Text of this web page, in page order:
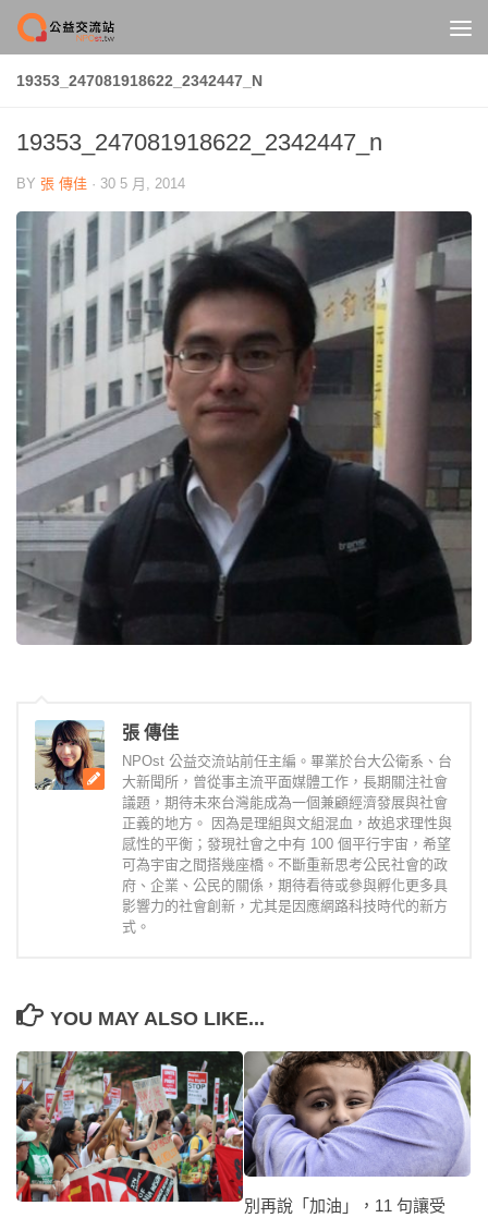
Skip to content
19353_247081918622_2342447_N
19353_247081918622_2342447_n
BY 張 傳佳 · 30 5 月, 2014
張 傳佳
NPOst 公益交流站前任主編。畢業於台大公衛系、台
大新聞所，曾從事主流平面媒體工作，長期關注社會
議題，期待未來台灣能成為一個兼顧經濟發展與社會
正義的地方。 因為是理組與文組混血，故追求理性與
感性的平衡；發現社會之中有 100 個平行宇宙，希望
可為宇宙之間搭幾座橋。不斷重新思考公民社會的政
府、企業、公民的關係，期待看待或參與孵化更多具
影響力的社會創新，尤其是因應網路科技時代的新方
式。
YOU MAY ALSO LIKE...
別再說「加油」，11 句讓受